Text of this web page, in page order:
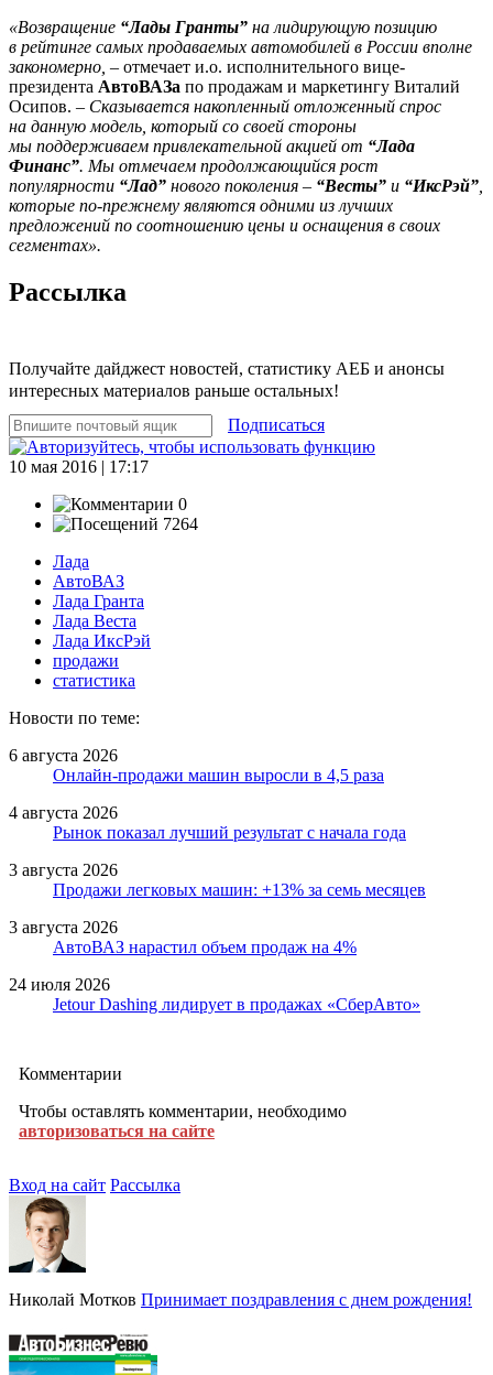
«Возвращение “Лады Гранты” на лидирующую позицию
в рейтинге самых продаваемых автомобилей в России вполне
закономерно, – отмечает и.о. исполнительного вице-
президента АвтоВАЗа по продажам и маркетингу Виталий
Осипов. – Сказывается накопленный отложенный спрос
на данную модель, который со своей стороны
мы поддерживаем привлекательной акцией от “Лада
Финанс”. Мы отмечаем продолжающийся рост
популярности “Лад” нового поколения – “Весты” и “ИксРэй”
которые по-прежнему являются одними из лучших
предложений по соотношению цены и оснащения в своих
сегментах».
Рассылка
Получайте дайджест новостей, статистику АЕБ и анонсы
интересных материалов раньше остальных!
Подписаться
10 мая 2016 | 17:17
0
7264
Лада
АвтоВАЗ
Лада Гранта
Лада Веста
Лада ИксРэй
продажи
статистика
Новости по теме:
6 августа 2026
Онлайн-продажи машин выросли в 4,5 раза
4 августа 2026
Рынок показал лучший результат с начала года
3 августа 2026
Продажи легковых машин: +13% за семь месяцев
3 августа 2026
АвтоВАЗ нарастил объем продаж на 4%
24 июля 2026
Jetour Dashing лидирует в продажах «СберАвто»
Комментарии
Чтобы оставлять комментарии, необходимо
авторизоваться на сайте
Вход на сайт Рассылка
Николай Мотков Принимает поздравления с днем рождения!